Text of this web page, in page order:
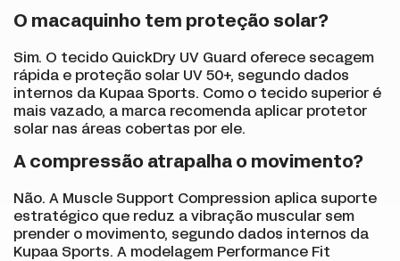
O macaquinho tem proteção solar?
Sim. O tecido QuickDry UV Guard oferece secagem
rápida e proteção solar UV 50+, segundo dados
internos da Kupaa Sports. Como o tecido superior é
mais vazado, a marca recomenda aplicar protetor
solar nas áreas cobertas por ele.
A compressão atrapalha o movimento?
Não. A Muscle Support Compression aplica suporte
estratégico que reduz a vibração muscular sem
prender o movimento, segundo dados internos da
Kupaa Sports. A modelagem Performance Fit